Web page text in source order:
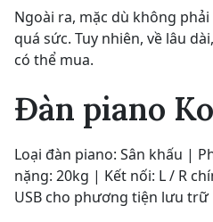
Ngoài ra, mặc dù không
quá sức. Tuy nhiên, về lâu
có thể mua.
Đàn piano
Loại đàn piano: Sân khấu |
nặng: 20kg | Kết nối: L / R
USB cho phương tiện lưu trữ